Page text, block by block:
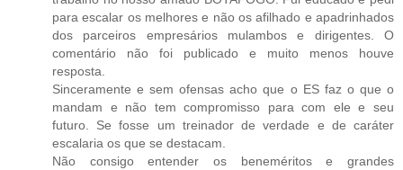
para escalar os melhores e não os afilhado e apadrinhados
dos parceiros empresários mulambos e dirigentes. O
comentário não foi publicado e muito menos houve
resposta.
Sinceramente e sem ofensas acho que o ES faz o que o
mandam e não tem compromisso para com ele e seu
futuro. Se fosse um treinador de verdade e de caráter
escalaria os que se destacam.
Não consigo entender os beneméritos e grandes